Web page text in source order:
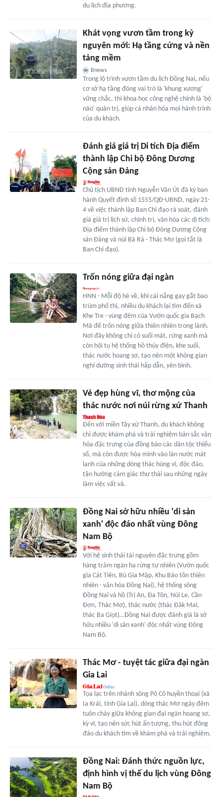
du lịch địa phương.
Khát vọng vươn tầm trong kỷ
nguyên mới: Hạ tầng cứng và nền
tảng mềm
Bnews
Trong lộ trình vươn tầm du lịch Đồng Nai, nếu
cơ sở hạ tầng đóng vai trò là 'khung xương'
vững chắc, thì khoa học công nghệ chính là 'bộ
não' quản trị, giúp cá nhân hóa mọi hành trình
của du khách.
Đánh giá giá trị Di tích Địa điểm
thành lập Chi bộ Đông Dương
Cộng sản Đảng
Chủ tịch UBND tỉnh Nguyễn Văn Út đã ký ban
hành Quyết định số 1555/QĐ-UBND, ngày 21-
4 về việc thành lập Ban Chỉ đạo rà soát, đánh
giá giá trị lịch sử, chính trị, văn hóa các di tích:
Địa điểm thành lập Chi bộ Đông Dương Cộng
sản Đảng và núi Bà Rá - Thác Mơ (gọi tắt là
Ban Chỉ đạo).
Trốn nóng giữa đại ngàn
HNN - Mỗi độ hè về, khi cái nắng gay gắt bao
trùm phố thị, nhiều du khách lại tìm đến xã
Khe Tre - vùng đệm của Vườn quốc gia Bạch
Mã để trốn nóng giữa thiên nhiên trong lành.
Nơi đây không chỉ có suối mát, rừng xanh mà
còn hội tụ hệ thống hồ thủy điện, khe suối,
thác nước hoang sơ, tạo nên một không gian
nghỉ dưỡng sinh thái hấp dẫn, yên bình.
Vẻ đẹp hùng vĩ, thơ mộng của
thác nước nơi núi rừng xứ Thanh
Đến với miền Tây xứ Thanh, du khách không
chỉ được khám phá và trải nghiệm bản sắc văn
hóa đặc trưng của đồng bào các dân tộc thiểu
số, mà còn được hòa mình vào làn nước mát
lạnh của những dòng thác hùng vĩ, độc đáo,
tận hưởng cảm giác thư thái sau những ngày
làm việc vất vả.
Ðồng Nai sở hữu nhiều 'di sản
xanh' độc đáo nhất vùng Ðông
Nam Bộ
Với hệ sinh thái tài nguyên đặc trưng gồm
hàng trăm ngàn ha rừng tự nhiên (Vườn quốc
gia Cát Tiên, Bù Gia Mập, Khu Bảo tồn thiên
nhiên - văn hóa Đồng Nai), hệ thống sông
Đồng Nai và hồ (Trị An, Đa Tôn, Núi Le, Cần
Đơn, Thác Mơ), thác nước (thác Đăk Mai,
thác Ba Giọt)…Đồng Nai được đánh giá là sở
hữu nhiều 'di sản xanh' độc nhất vùng Đông
Nam Bộ.
Thác Mơ - tuyệt tác giữa đại ngàn
Gia Lai
Tọa lạc trên nhánh sông Pô Cô huyền thoại (xã
Ia Krái, tỉnh Gia Lai), dòng thác Mơ ngày đêm
tuôn chảy giữa không gian đại ngàn hoang sơ,
kỳ vĩ, tạo nên sức hút ấn tượng, thu hút đông
đảo du khách tìm về khám phá và trải nghiệm.
Đồng Nai: Đánh thức nguồn lực,
định hình vị thế du lịch vùng Đông
Nam Bộ